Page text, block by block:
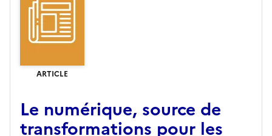
ARTICLE
Le numérique, source de
transformations pour les